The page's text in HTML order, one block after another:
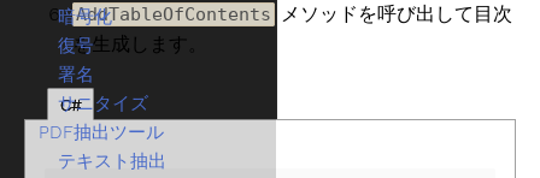
AddTableOfContents
メソッドを呼び出して目次
を生成します。
C#
暗号化
復号
署名
サニタイズ
PDF抽出ツール
テキスト抽出